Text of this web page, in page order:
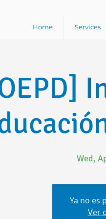
Home Services
Wed,
Ya no es
Ver